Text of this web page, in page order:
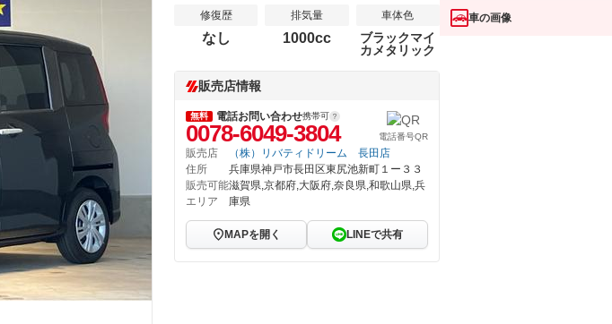
修復歴
なし
排気量
1000cc
車体色
ブラックマイ
カメタリック
販売店情報
無料 電話お問い合わせ携帯可
0078-6049-3804 電話番号QR
販売店
（株）リバティドリーム 長田店
住所
兵庫県神戸市長田区東尻池新町１ー３３
販売可能
エリア
滋賀県,京都府,大阪府,奈良県,和歌山県,兵
庫県
MAPを開く LINEで共有
車の画像